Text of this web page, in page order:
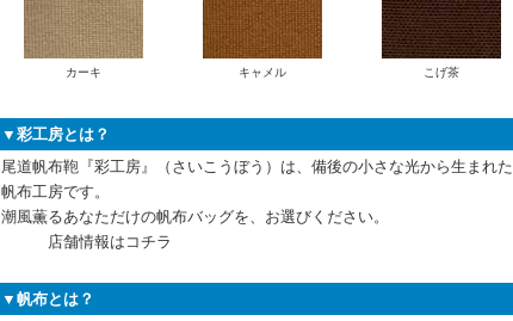
カーキ キャメル こげ茶
▼彩工房とは？
尾道帆布鞄『彩工房』（さいこうぼう）は、備後の小さな光から生まれた
帆布工房です。
潮風薫るあなただけの帆布バッグを、お選びください。
店舗情報は コチラ
▼帆布とは？